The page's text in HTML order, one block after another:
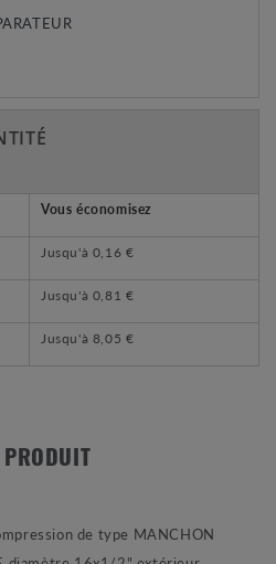
Vous économisez
Jusqu'à 0,16 €
Jusqu'à 0,81 €
Jusqu'à 8,05 €
de type MANCHON